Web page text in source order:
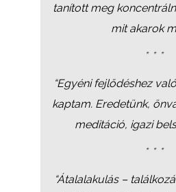
tanított meg
mit akarok
** *
“Egyéni fejlődéshez
kaptam. Eredetünk,
meditáció, igazi
** *
“Átalalakulás –